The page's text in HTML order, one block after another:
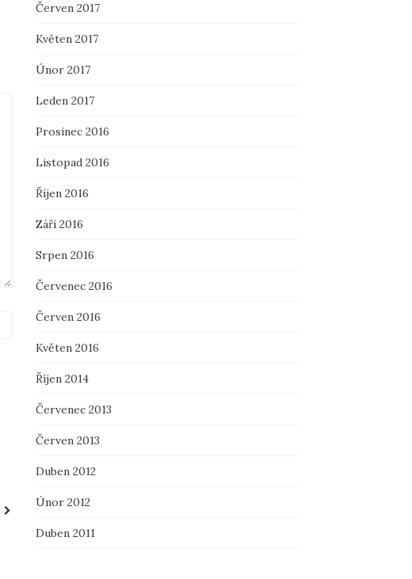
Červen 2017
Květen 2017
Únor 2017
Leden 2017
Prosinec 2016
Listopad 2016
Říjen 2016
Září 2016
Srpen 2016
Červenec 2016
Červen 2016
Květen 2016
Říjen 2014
Červenec 2013
Červen 2013
Duben 2012
Únor 2012
Duben 2011